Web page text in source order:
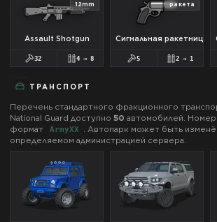
12mm
Assault Shotgun
32 4→ 8
ракета
Сигнальная ракетница
5 2 → 1
ТРАНСПОРТ
Перечень стандартного фракционного
National Guard доступно 50 автомобилей.
формат
ArmyXX . Автопарк может быть
определяемом администрацией сервера.